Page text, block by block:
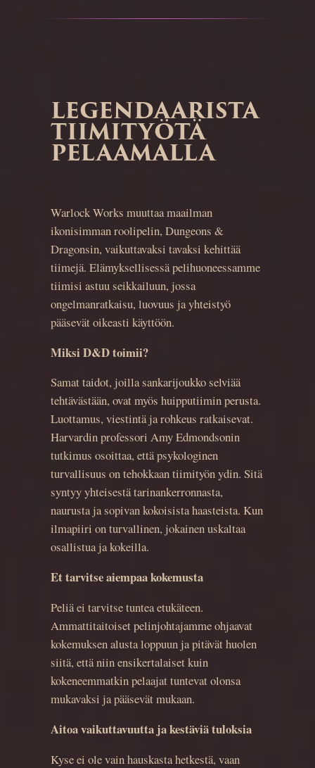
LEGENDAARISTA
TIIMITYÖTÄ
PELAAMALLA
Warlock Works muuttaa maailman
ikonisimman roolipelin, Dungeons &
Dragonsin, vaikuttavaksi tavaksi kehittää
tiimejä. Elämyksellisessä pelihuoneessamme
tiimisi astuu seikkailuun, jossa
ongelmanratkaisu, luovuus ja yhteistyö
pääsevät oikeasti käyttöön.
Miksi D&D toimii?
Samat taidot, joilla sankarijoukko selviää
tehtävästään, ovat myös huipputiimin perusta.
Luottamus, viestintä ja rohkeus ratkaisevat.
Harvardin professori Amy Edmondsonin
tutkimus osoittaa, että psykologinen
turvallisuus on tehokkaan tiimityön ydin. Sitä
syntyy yhteisestä tarinankerronnasta,
naurusta ja sopivan kokoisista haasteista. Kun
ilmapiiri on turvallinen, jokainen uskaltaa
osallistua ja kokeilla.
Et tarvitse aiempaa kokemusta
Peliä ei tarvitse tuntea etukäteen.
Ammattitaitoiset pelinjohtajamme ohjaavat
kokemuksen alusta loppuun ja pitävät huolen
siitä, että niin ensikertalaiset kuin
kokeneemmatkin pelaajat tuntevat olonsa
mukavaksi ja pääsevät mukaan.
Aitoa vaikuttavuutta ja kestäviä tuloksia
Kyse ei ole vain hauskasta hetkestä, vaan